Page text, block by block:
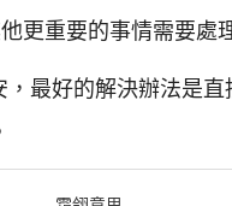
更重要的事情需要處
最好的解決辦法是